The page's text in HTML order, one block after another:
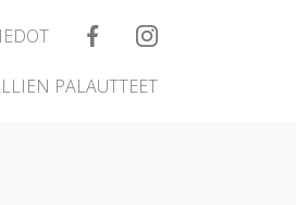
PALAUTTEET